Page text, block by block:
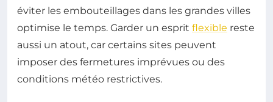
éviter les embouteillages dans les grandes villes
optimise le temps. Garder un esprit flexible reste
aussi un atout, car certains sites peuvent
imposer des fermetures imprévues ou des
conditions météo restrictives.